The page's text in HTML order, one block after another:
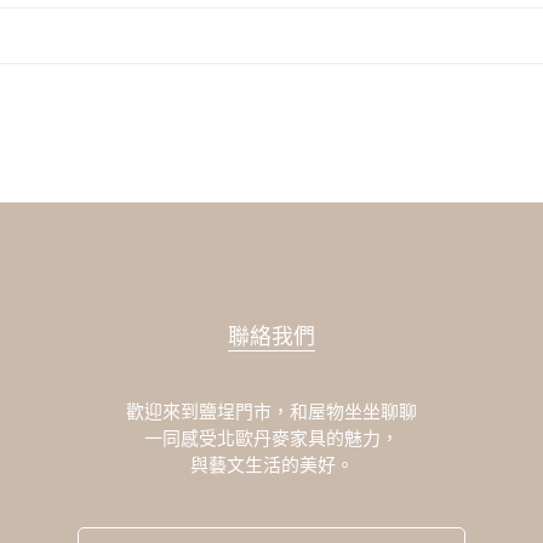
聯絡我們
歡迎來到鹽埕門市，和屋物坐坐聊聊
一同感受北歐丹麥家具的魅力，
與藝文生活的美好。